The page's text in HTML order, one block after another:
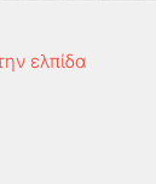
ελπίδα